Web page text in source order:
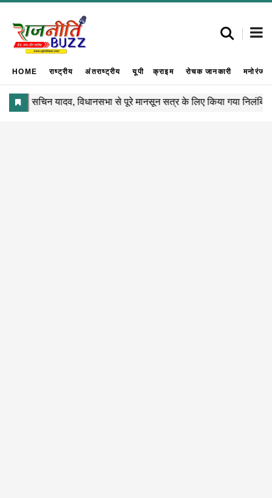
HOME राष्ट्रीय अंतराष्ट्रीय यूपी क्राइम रोचक जानकारी मनोरंजन